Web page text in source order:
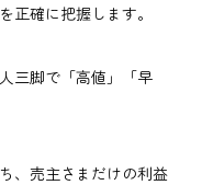
正確に把握します。
三脚で「高値」「早
、売主さまだけの利益